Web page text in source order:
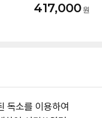
독소를 이용하여
417,000